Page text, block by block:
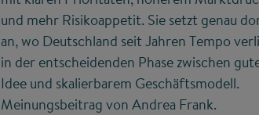
und mehr Risikoappetit. Sie setzt genau
an, wo Deutschland seit Jahren Tempo
in der entscheidenden Phase zwischen
Idee und skalierbarem Geschäftsmodell.
Meinungsbeitrag von Andrea Frank.